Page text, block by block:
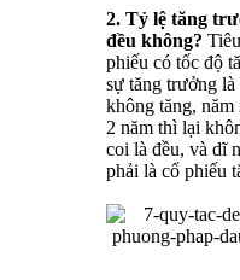
2. Tỷ lệ tăng
đều không?
phiếu có tốc độ
sự tăng trưởng
không tăng,
2 năm thì lại
coi là đều, và dĩ
phải là cổ phiếu